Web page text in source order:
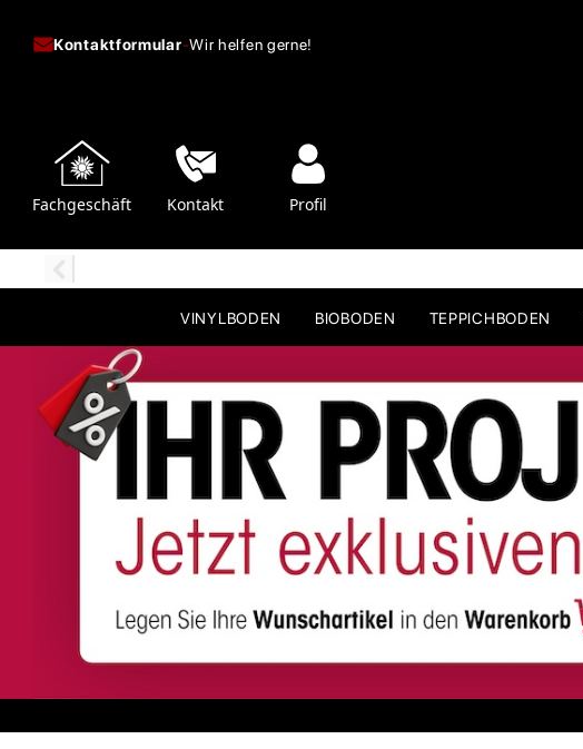
Kontaktformular-Wir helfen gerne!
Fachgeschäft Kontakt Profil
VINYLBODEN BIOBODEN TEPPICHBODEN